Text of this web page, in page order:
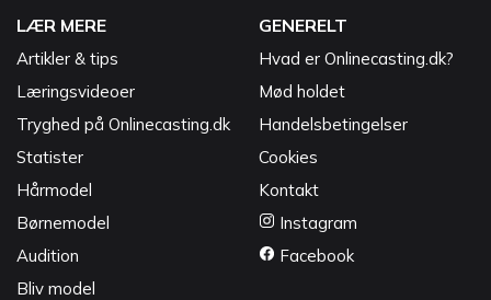
LÆR MERE
Artikler & tips
Læringsvideoer
Tryghed på Onlinecasting.dk
Statister
Hårmodel
Børnemodel
Audition
Bliv model
GENERELT
Hvad er Onlinecasting.dk?
Mød holdet
Handelsbetingelser
Cookies
Kontakt
Instagram
Facebook